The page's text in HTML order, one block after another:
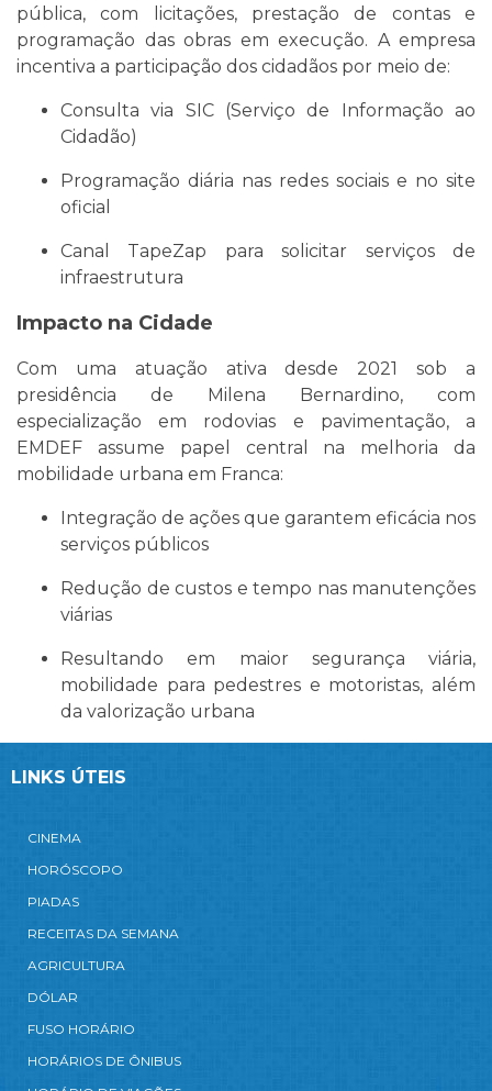
pública, com licitações, prestação de contas e
programação das obras em execução. A empresa
incentiva a participação dos cidadãos por meio de:
Consulta via SIC (Serviço de Informação ao
Cidadão)
Programação diária nas redes sociais e no site
oficial
Canal TapeZap para solicitar serviços de
infraestrutura
Impacto na Cidade
Com uma atuação ativa desde 2021 sob a
presidência de Milena Bernardino, com
especialização em rodovias e pavimentação, a
EMDEF assume papel central na melhoria da
mobilidade urbana em Franca:
Integração de ações que garantem eficácia nos
serviços públicos
Redução de custos e tempo nas manutenções
viárias
Resultando em maior segurança viária,
mobilidade para pedestres e motoristas, além
da valorização urbana
LINKS ÚTEIS
CINEMA
HORÓSCOPO
PIADAS
RECEITAS DA SEMANA
AGRICULTURA
DÓLAR
FUSO HORÁRIO
HORÁRIOS DE ÔNIBUS